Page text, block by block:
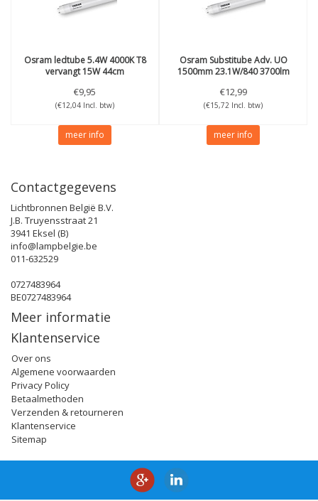
Osramledtube 5.4W 4000K T8
vervangt 15W 44cm
€9,95
(€12,04 Incl. btw)
meer info
OsramSubstitube Adv. UO
1500mm 23.1W/840 3700lm
€12,99
(€15,72 Incl. btw)
meer info
Contactgegevens
Lichtbronnen België B.V.
J.B. Truyensstraat 21
3941 Eksel (B)
info@lampbelgie.be
011-632529
0727483964
BE0727483964
Meer informatie
Klantenservice
Over ons
Algemene voorwaarden
Privacy Policy
Betaalmethoden
Verzenden & retourneren
Klantenservice
Sitemap